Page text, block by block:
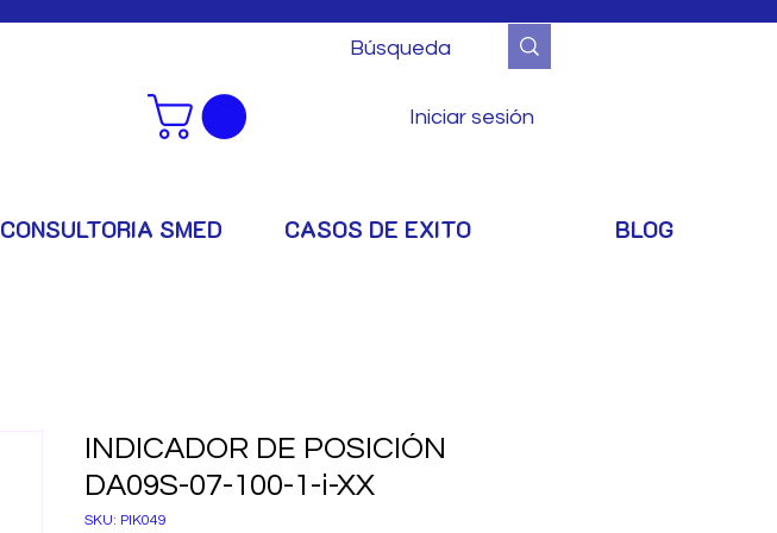
Iniciar sesión
CONSULTORIA SMED CASOS DE EXITO BLOG
INDICADOR DE POSICIÓN
DA09S-07-100-1-i-XX
SKU: PIK049